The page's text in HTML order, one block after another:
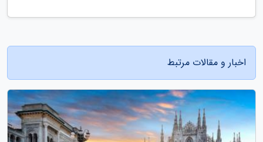
اخبار و مقالات مرتبط